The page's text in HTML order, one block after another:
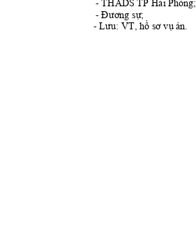
- THADS TP Hải Phòng;
- Đương sự;
- Lưu: VT, hồ sơ vụ án.